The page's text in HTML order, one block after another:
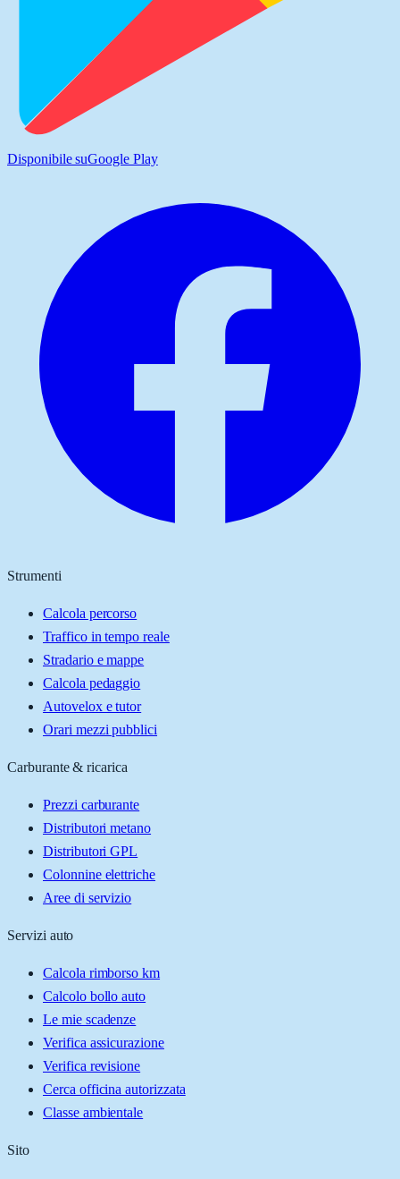
Disponibile suGoogle Play
Strumenti
Calcola percorso
Traffico in tempo reale
Stradario e mappe
Calcola pedaggio
Autovelox e tutor
Orari mezzi pubblici
Carburante & ricarica
Prezzi carburante
Distributori metano
Distributori GPL
Colonnine elettriche
Aree di servizio
Servizi auto
Calcola rimborso km
Calcolo bollo auto
Le mie scadenze
Verifica assicurazione
Verifica revisione
Cerca officina autorizzata
Classe ambientale
Sito